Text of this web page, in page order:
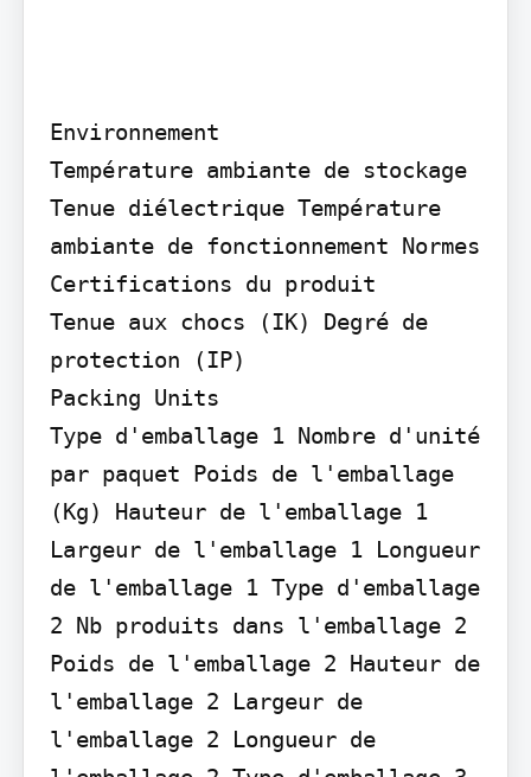
Environnement
Température ambiante de stockage
Tenue diélectrique Température
ambiante de fonctionnement Normes
Certifications du produit
Tenue aux chocs (IK) Degré de
protection (IP)
Packing Units
Type d'emballage 1 Nombre d'unité
par paquet Poids de l'emballage
(Kg) Hauteur de l'emballage 1
Largeur de l'emballage 1 Longueur
de l'emballage 1 Type d'emballage
2 Nb produits dans l'emballage 2
Poids de l'emballage 2 Hauteur de
l'emballage 2 Largeur de
l'emballage 2 Longueur de